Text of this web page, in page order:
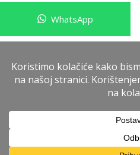
WhatsApp
Imperium Immobiliare